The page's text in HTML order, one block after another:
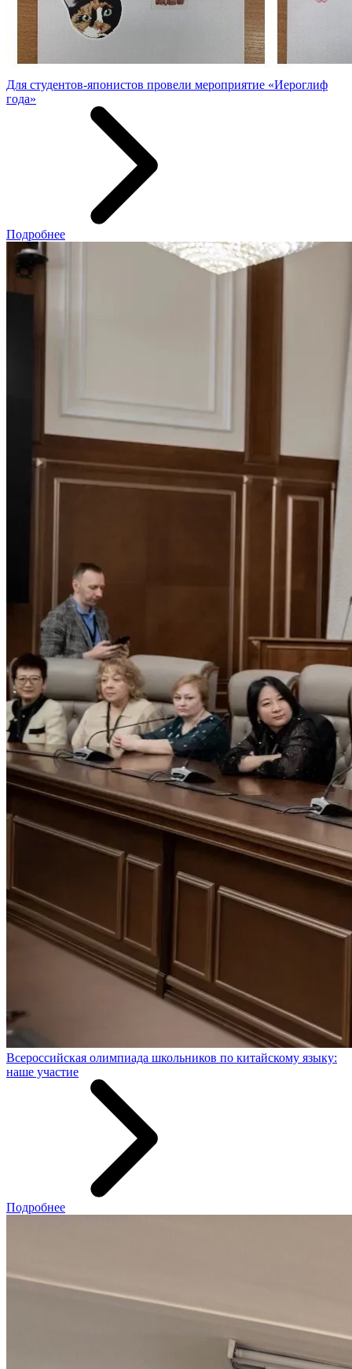
Для студентов-японистов провели мероприятие «Иероглиф
года»
Подробнее
Всероссийская олимпиада школьников по китайскому языку:
наше участие
Подробнее